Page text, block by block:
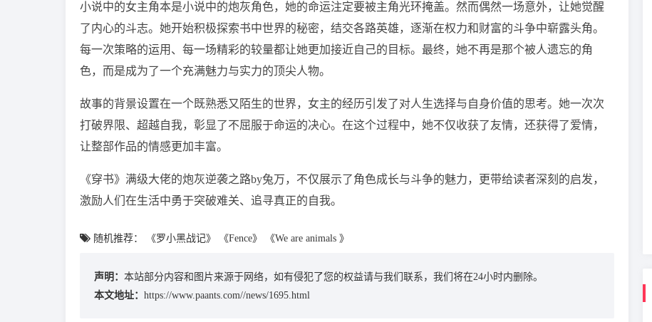
小说中的女主角本是小说中的炮灰角色，她的命运注定要被主角光环掩盖。然而偶然一场意外，让她觉醒
了内心的斗志。她开始积极探索书中世界的秘密，结交各路英雄，逐渐在权力和财富的斗争中崭露头角。
每一次策略的运用、每一场精彩的较量都让她更加接近自己的目标。最终，她不再是那个被人遗忘的角
色，而是成为了一个充满魅力与实力的顶尖人物。
故事的背景设置在一个既熟悉又陌生的世界，女主的经历引发了对人生选择与自身价值的思考。她一次次
打破界限、超越自我，彰显了不屈服于命运的决心。在这个过程中，她不仅收获了友情，还获得了爱情，
让整部作品的情感更加丰富。
《穿书》满级大佬的炮灰逆袭之路by兔万，不仅展示了角色成长与斗争的魅力，更带给读者深刻的启发，
激励人们在生活中勇于突破难关、追寻真正的自我。
随机推荐： 《罗小黑战记》 《Fence》 《We are animals 》
声明： 本站部分内容和图片来源于网络，如有侵犯了您的权益请与我们联系，我们将在24小时内删除。
本文地址： https://www.paants.com//news/1695.html